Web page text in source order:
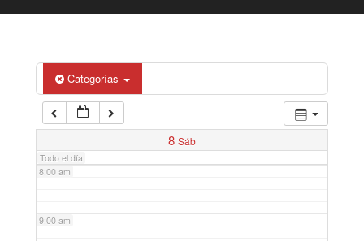
Categorías
8 Sáb
Todo el día
6:00 am
7:00 am
8:00 am
9:00 am